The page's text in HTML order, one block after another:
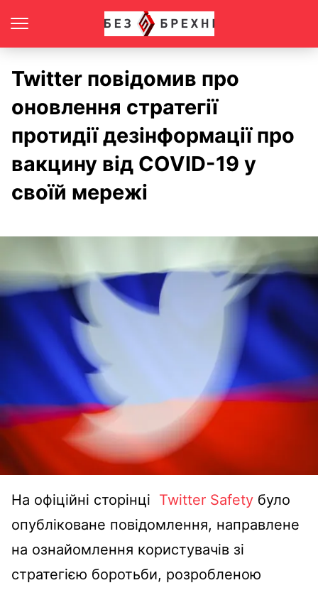
Twitter повідомив про
оновлення стратегії
протидії дезінформації про
вакцину від COVID-19 у
своїй мережі
На офіційні сторінці Twitter Safety було
опубліковане повідомлення, направлене
на ознайомлення користувачів зі
стратегією боротьби, розробленою